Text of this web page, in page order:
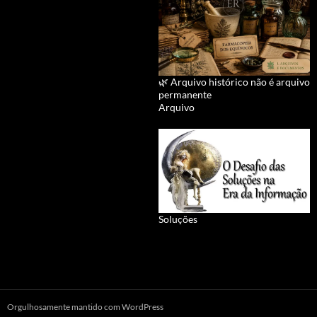
🌿 Arquivo histórico não é arquivo
permanente
Arquivo
Soluções
Orgulhosamente mantido com WordPress